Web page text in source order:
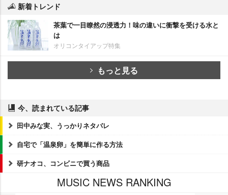
新着トレンド
茶葉で一目瞭然の浸透力！味の違いに衝撃を受ける水と
は
オリコンタイアップ特集
もっと見る
今、読まれている記事
田中みな実、うっかりネタバレ
自宅で「温泉卵」を簡単に作る方法
研ナオコ、コンビニで買う商品
MUSIC NEWS RANKING